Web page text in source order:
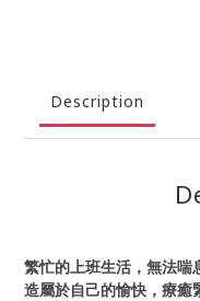
Description
繁忙的上班生活，無法喘
造屬於自己的愉快，療癒